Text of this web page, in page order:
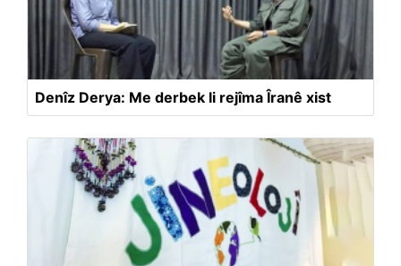
Denîz Derya: Me derbek li rejîma Îranê xist